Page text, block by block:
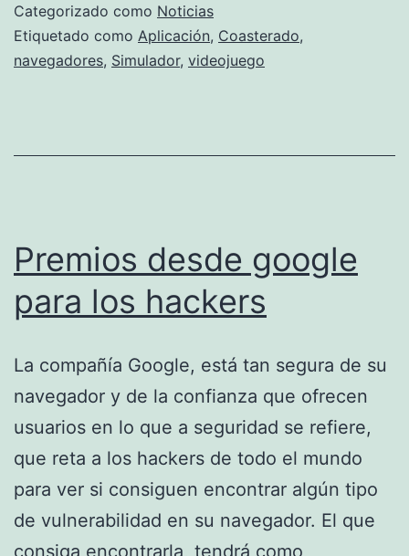
Categorizado como Noticias
Etiquetado como Aplicación, Coasterado,
navegadores, Simulador, videojuego
Premios desde google
para los hackers
La compañía Google, está tan segura de su
navegador y de la confianza que ofrecen
usuarios en lo que a seguridad se refiere,
que reta a los hackers de todo el mundo
para ver si consiguen encontrar algún tipo
de vulnerabilidad en su navegador. El que
consiga encontrarla, tendrá como